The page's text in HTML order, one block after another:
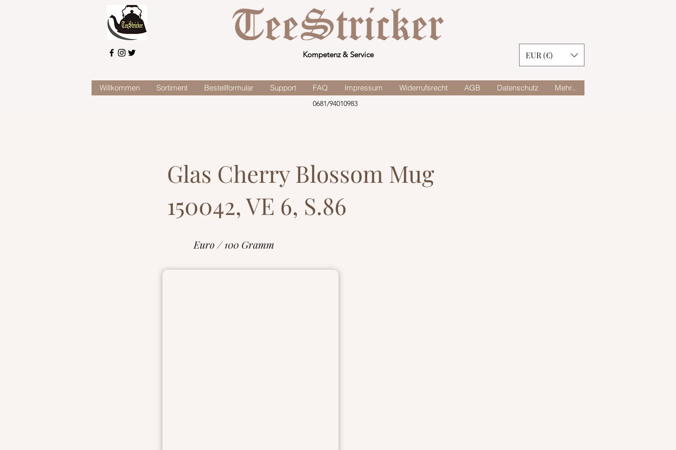
Kompetenz & Service EUR (€)
Willkommen Sortiment Bestellformular Support FAQ Impressum Widerrufsrecht AGB Datenschutz Mehr...
0681/94010983
Glas Cherry Blossom Mug
150042, VE 6, S.86
Euro / 100 Gramm